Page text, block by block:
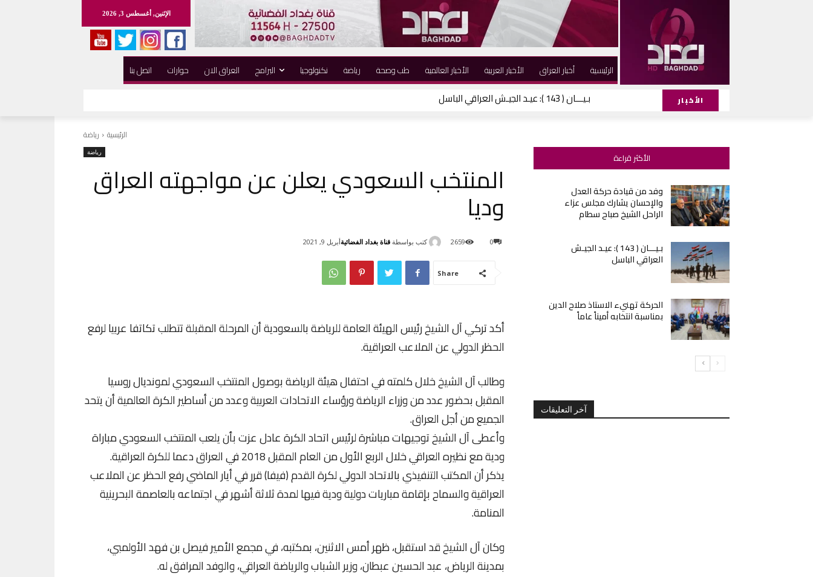
الإثنين, أغسطس 3, 2026
اتصل بنا حوارات العراق الان البرامج نكنولوجيا رياضة طب وصحة الأخبار العالمية الأخبار العربية أخبار العراق الرئيسية
الأخبار بـيـــان ( 143 ): عيـد الجيـش العراقي الباسل
الرئيسية رياضة
رياضة
المنتخب السعودي يعلن عن مواجهته العراق
وديا
كتب بواسطة قناة بغداد الفضائيةأبريل 9, 2021 0
2659
Share
أكد تركي آل الشيخ رئيس الهيئة العامة للرياضة بالسعودية أن المرحلة المقبلة تتطلب تكاتفا عربيا لرفع
الحظر الدولي عن الملاعب العراقية.
وطالب آل الشيخ خلال كلمته في احتفال هيئة الرياضة بوصول المنتخب السعودي لمونديال روسيا
المقبل بحضور عدد من وزراء الرياضة ورؤساء الاتحادات العربية وعدد من أساطير الكرة العالمية أن يتحد
الجميع من أجل العراق.
وأعطى آل الشيخ توجيهات مباشرة لرئيس اتحاد الكرة عادل عزت بأن يلعب المنتخب السعودي مباراة
ودية مع نظيره العراقي خلال الربع الأول من العام المقبل 2018 في العراق دعما للكرة العراقية.
يذكر أن المكتب التنفيذي بالاتحاد الدولي لكرة القدم (فيفا) قرر في أيار الماضي رفع الحظر عن الملاعب
العراقية والسماح بإقامة مباريات دولية ودية فيها لمدة ثلاثة أشهر في اجتماعه بالعاصمة البحرينية
المنامة.
وكان آل الشيخ قد استقبل، ظهر أمس الاثنين، بمكتبه، في مجمع الأمير فيصل بن فهد الأولمبي،
بمدينة الرياض، عبد الحسين عبطان، وزير الشباب والرياضة العراقي، والوفد المرافق له.
الأكثر قراءة
وفد من قيادة حركة العدل
والإحسان يشارك مجلس عزاء
الراحل الشيخ صباح سطام
بـيـــان ( 143 ): عيـد الجيـش
العراقي الباسل
الحركة تهنيء الاستاذ صلاح الدين
بمناسبة انتخابه أميناً عاماً
آخر التعليقات